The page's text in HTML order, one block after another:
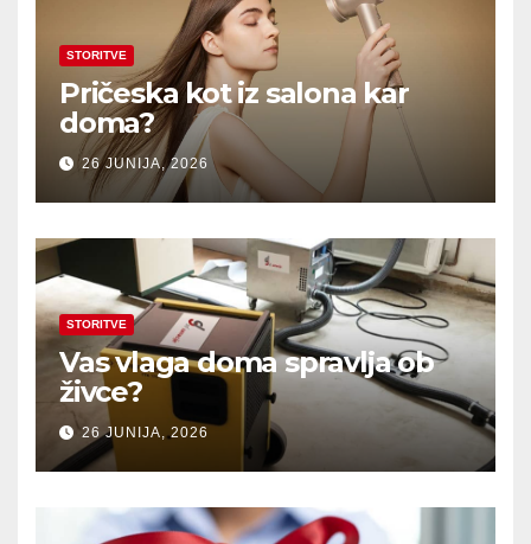
STORITVE
Pričeska kot iz salona kar
doma?
26 JUNIJA, 2026
STORITVE
Vas vlaga doma spravlja ob
živce?
26 JUNIJA, 2026